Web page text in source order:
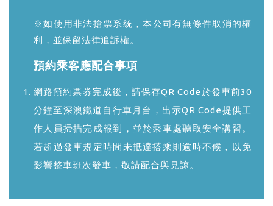
※如使用非法搶票系統，本公司有無條件取消的權
利，並保留法律追訴權。
預約乘客應配合事項
網路預約票券完成後，請保存QR Code於發車前30
分鐘至深澳鐵道自行車月台，出示QR Code提供工
作人員掃描完成報到，並於乘車處聽取安全講習。
若超過發車規定時間未抵達搭乘則逾時不候，以免
影響整車班次發車，敬請配合與見諒。